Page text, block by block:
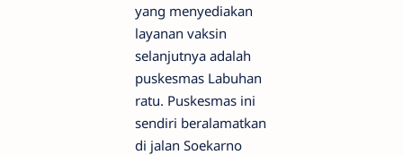
yang menyediakan
layanan vaksin
selanjutnya adalah
puskesmas Labuhan
ratu. Puskesmas ini
sendiri beralamatkan
di jalan Soekarno